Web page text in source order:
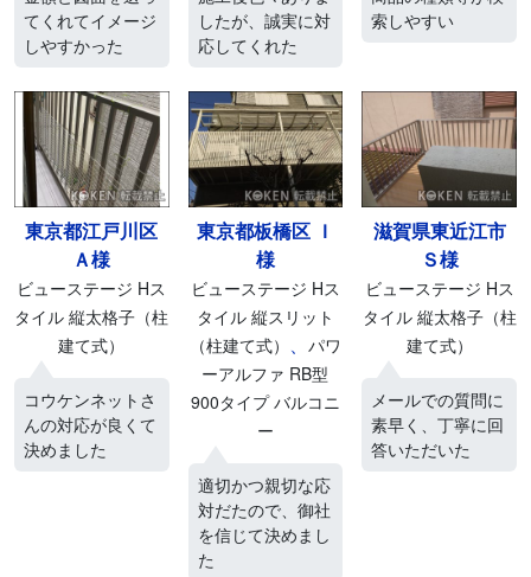
てくれてイメージ
しやすかった
したが、誠実に対
応してくれた
索しやすい
東京都江戸川区
Ａ様
ビューステージ Hス
タイル 縦太格子（柱
建て式）
コウケンネットさ
んの対応が良くて
決めました
東京都板橋区 Ｉ
様
ビューステージ Hス
タイル 縦スリット
（柱建て式） 、 パワ
ーアルファ RB型
900タイプ バルコニ
ー
適切かつ親切な応
対だたので、御社
を信じて決めまし
た
滋賀県東近江市
Ｓ様
ビューステージ Hス
タイル 縦太格子（柱
建て式）
メールでの質問に
素早く、丁寧に回
答いただいた